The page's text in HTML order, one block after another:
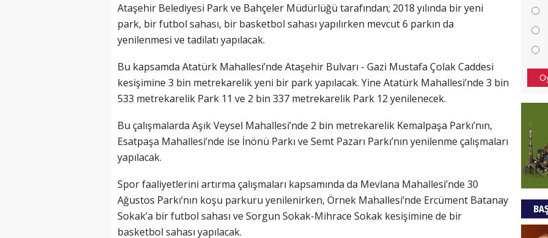
Ataşehir Belediyesi Park ve Bahçeler Müdürlüğü tarafından; 2018 yılında bir yeni
park, bir futbol sahası, bir basketbol sahası yapılırken mevcut 6 parkın da
yenilenmesi ve tadilatı yapılacak.
Bu kapsamda Atatürk Mahallesi’nde Ataşehir Bulvarı - Gazi Mustafa Çolak Caddesi
kesişimine 3 bin metrekarelik yeni bir park yapılacak. Yine Atatürk Mahallesi’nde 3 bin
533 metrekarelik Park 11 ve 2 bin 337 metrekarelik Park 12 yenilenecek.
Bu çalışmalarda Aşık Veysel Mahallesi’nde 2 bin metrekarelik Kemalpaşa Parkı’nın,
Esatpaşa Mahallesi’nde ise İnönü Parkı ve Semt Pazarı Parkı’nın yenilenme çalışmaları
yapılacak.
Spor faaliyetlerini artırma çalışmaları kapsamında da Mevlana Mahallesi’nde 30
Ağustos Parkı’nın koşu parkuru yenilenirken, Örnek Mahallesi’nde Ercüment Batanay
Sokak’a bir futbol sahası ve Sorgun Sokak-Mihrace Sokak kesişimine de bir
basketbol sahası yapılacak.